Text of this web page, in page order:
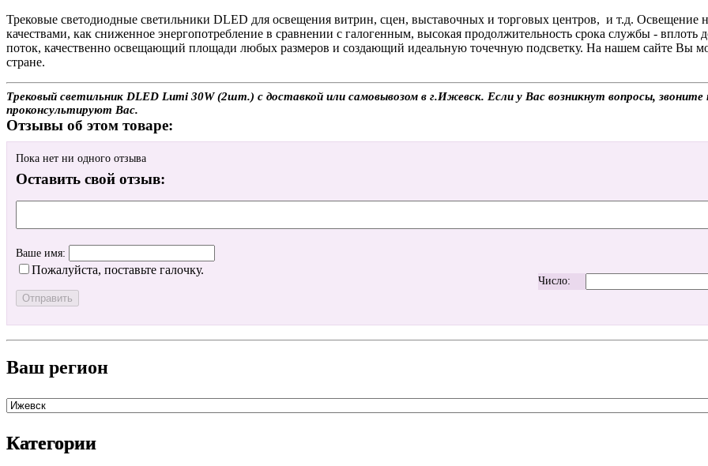
Трековые светодиодные светильники DLED для освещения витрин, сцен, выставочных и торговых центров, и т.д. Освещение
качествами, как сниженное энергопотребление в сравнении с галогенным, высокая продолжительность срока службы -
поток, качественно освещающий площади любых размеров и создающий идеальную точечную подсветку. На нашем сайте Вы
стране.
Трековый светильник DLED Lumi 30W (2шт.) с доставкой или самовывозом в г.Ижевск. Если у Вас возникнут вопросы,
проконсультируют Вас.
Отзывы об этом товаре:
Пока нет ни одного отзыва
Оставить свой отзыв:
Ваше имя:
Пожалуйста, поставьте галочку.
Число:
Ваш регион
Категории